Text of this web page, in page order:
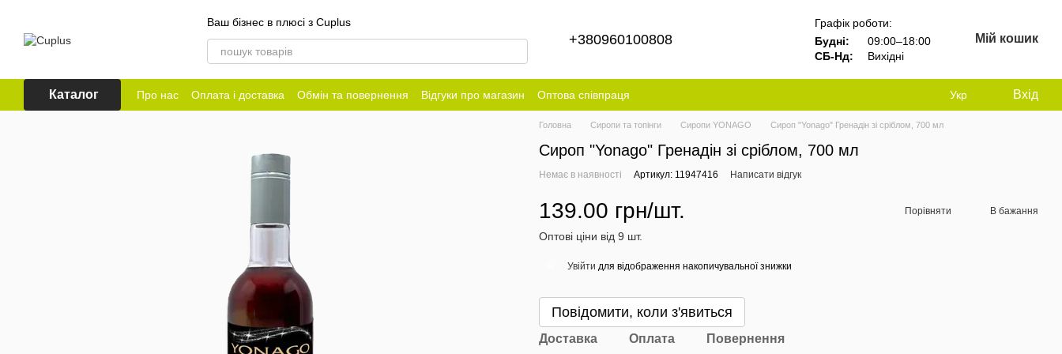
Ваш бізнес в плюсі з Cuplus
+380960100808
Графік роботи:
Будні:
09:00–18:00
СБ-Нд:
Вихідні
Мій кошик
Каталог Про нас Оплата і доставка Обмін та повернення Відгуки про магазин Оптова співпраця Укр Вхід
Головна Сиропи та топінги Сиропи YONAGO Сироп "Yonago" Гренадін зі сріблом, 700 мл
Сироп "Yonago" Гренадін зі сріблом, 700 мл
Немає в наявності Артикул: 11947416 Написати відгук
139.00 грн/шт. Порівняти В бажання
Оптові ціни від 9 шт.
Увійти для відображення накопичувальної знижки
Повідомити, коли з'явиться
Доставка Оплата Повернення